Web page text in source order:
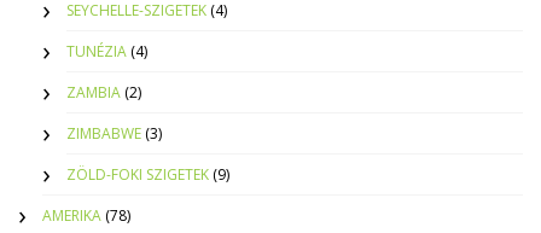
SEYCHELLE-SZIGETEK (4)
TUNÉZIA (4)
ZAMBIA (2)
ZIMBABWE (3)
ZÖLD-FOKI SZIGETEK (9)
AMERIKA (78)